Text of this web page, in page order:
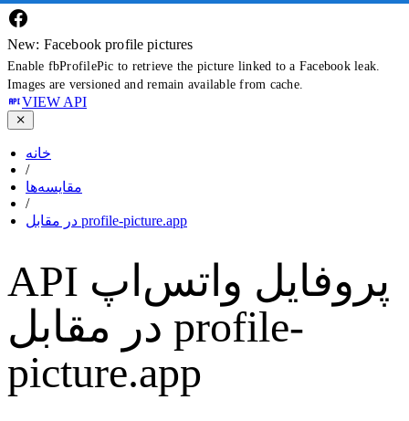
New: Facebook profile pictures
Enable fbProfilePic to retrieve the picture linked to a Facebook leak.
Images are versioned and remain available from cache.
VIEW API
خانه
/
مقایسه‌ها
/
در مقابل profile-picture.app
API پروفایل واتس‌اپ
در مقابل profile-
picture.app